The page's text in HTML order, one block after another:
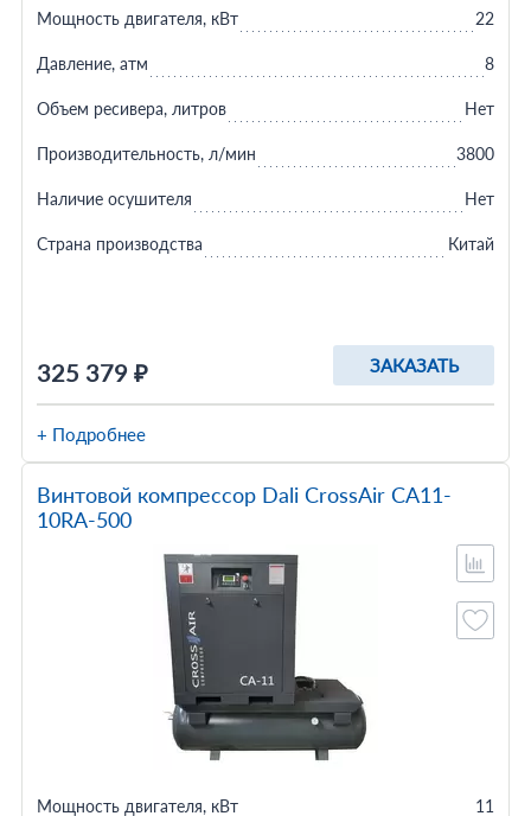
325 379 ₽ ЗАКАЗАТЬ
Мощность двигателя, кВт 22
Давление, атм 8
Объем ресивера, литров Нет
Производительность, л/мин 3800
Наличие осушителя Нет
Страна производства Китай
+ Подробнее
Винтовой компрессор Dali CrossAir CA11-
10RA-500
Мощность двигателя, кВт 11